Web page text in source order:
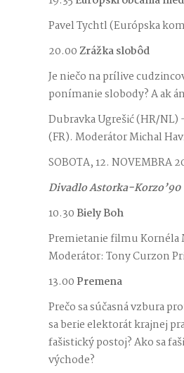
Pavel Tychtl (Európska
20.00Zrážka slobôd
Je niečo na prílive
ponímanie slobody? A ak
Dubravka Ugrešić (HR/
(FR). Moderátor Michal
SOBOTA, 12. NOVEMBRA
Divadlo Astorka-Korzo’90
10.30 Biely Boh
Premietanie filmu Kornéla
Moderátor: Tony Curzon
13.00 Premena
Prečo sa súčasná vzbura
sa berie elektorát krajnej
fašistický postoj? Ako sa
východe?